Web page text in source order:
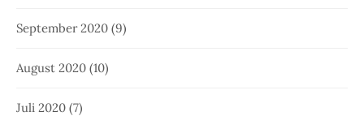
September 2020 (9)
August 2020 (10)
Juli 2020 (7)